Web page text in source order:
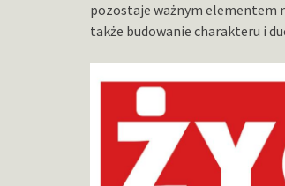
pozostaje ważnym elementem
także budowanie charakteru i